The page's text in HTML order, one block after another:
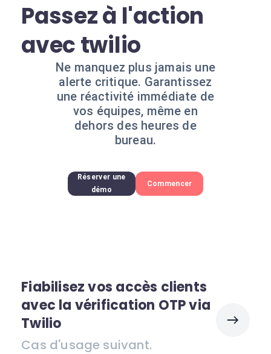
Passez à l'action
avec twilio
Ne manquez plus jamais une
alerte critique. Garantissez
une réactivité immédiate de
vos équipes, même en
dehors des heures de
bureau.
Réserver une
démo
Commencer
Fiabilisez vos accès clients
avec la vérification OTP via
Twilio
Cas d'usage suivant.